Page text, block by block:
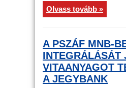
Olvass tovább »
A PSZÁF MNB-
INTEGRÁLÁSÁT
VITAANYAGOT
A JEGYBANK